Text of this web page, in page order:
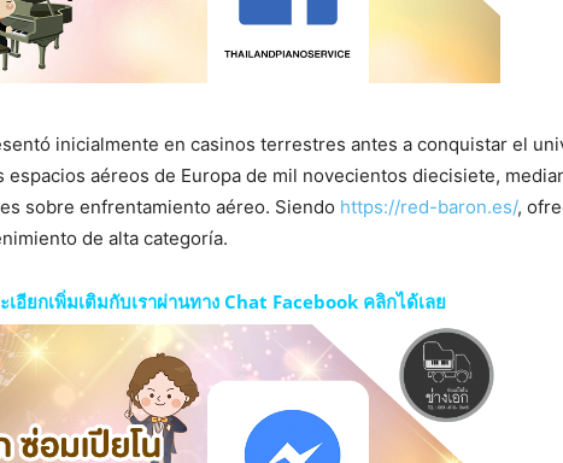
inicialmente en casinos terrestres antes a conquistar el
aéreos de Europa de mil novecientos diecisiete,
sobre enfrentamiento aéreo. Siendo https://red-baron.es/,
de alta categoría.
เอียกเพิ่มเติมกับเราผ่านทาง Chat Facebook คลิกได้เลย